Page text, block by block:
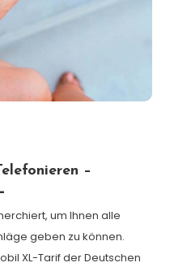
–
um Ihnen alle
geben zu können.
XL-Tarif der Deutschen